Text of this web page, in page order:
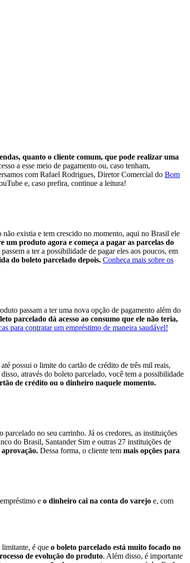
quanto o cliente comum, que pode realizar uma
a esse meio de pagamento ou, caso tenham,
com Rafael Rodrigues, Diretor Comercial do Bom
e, caso prefira, continue a leitura!
existia e tem crescido no momento, aqui no Brasil ele
um produto agora e começa a pagar as parcelas do
a ter a possibilidade de pagar eles aos poucos, em
do boleto parcelado depois. Conheça mais sobre os
passam a ter uma nova opção de pagamento além do
parcelado dá acesso ao consumo que ele não teria,
para contratar um empréstimo de maneira saudável!
possui o limite do cartão de crédito de três mil reais,
através do boleto parcelado, você tem a possibilidade
de crédito ou o dinheiro naquele momento.
parcelado no seu carrinho. Já os credores, as instituições
do Brasil, Santander Sim e outras 27 instituições de
aprovação. Dessa forma, o cliente tem mais opções para
e o dinheiro cai na conta do varejo e, com
limitante, é que o boleto parcelado está muito focado no
de evolução do produto. Além disso, é importante